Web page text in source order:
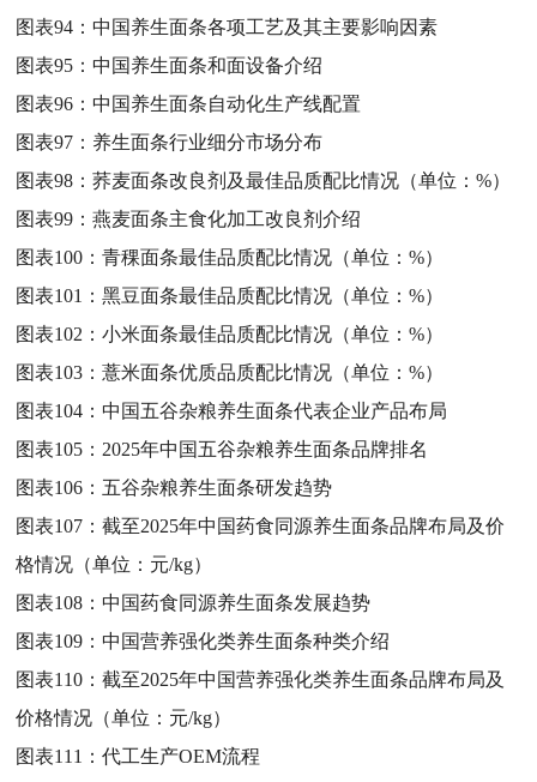
图表94：中国养生面条各项工艺及其主要影响因素
图表95：中国养生面条和面设备介绍
图表96：中国养生面条自动化生产线配置
图表97： 养生面条行业细分市场分布
图表98：荞麦面条改良剂及最佳品质配比情况（单位：%）
图表99：燕麦面条主食化加工改良剂介绍
图表100：青稞面条最佳品质配比情况（单位：%）
图表101：黑豆面条最佳品质配比情况（单位：%）
图表102：小米面条最佳品质配比情况（单位：%）
图表103：薏米面条优质品质配比情况（单位：%）
图表104：中国五谷杂粮养生面条代表企业产品布局
图表105： 2025年中国五谷杂粮养生面条品牌排名
图表106： 五谷杂粮养生面条研发趋势
图表107：截至2025年中国药食同源养生面条品牌布局及价
格情况（单位：元/kg）
图表108：中国药食同源养生面条发展趋势
图表109：中国营养强化类养生面条种类介绍
图表110：截至2025年中国营养强化类养生面条品牌布局及
价格情况（单位：元/kg）
图表111：代工生产OEM流程